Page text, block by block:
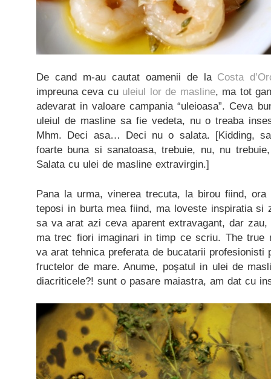
De cand m-au cautat oamenii de la Costa
impreuna ceva cu uleiul lor de masline, ma tot
adevarat in valoare campania “uleioasa”. Ceva
uleiul de masline sa fie vedeta, nu o treaba
Mhm. Deci asa… Deci nu o salata. [Kidding,
foarte buna si sanatoasa, trebuie, nu, nu
Salata cu ulei de masline extravirgin.]
Pana la urma, vinerea trecuta, la birou fiind,
teposi in burta mea fiind, ma loveste inspiratia
sa va arat azi ceva aparent extravagant, dar
ma trec fiori imaginari in timp ce scriu. The true
va arat tehnica preferata de bucatarii profesionisti
fructelor de mare. Anume, poşatul in ulei de
diacriticele?! sunt o pasare maiastra, am dat cu